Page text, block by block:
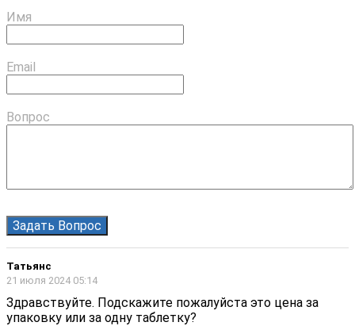
Имя
Email
Вопрос
Татьянс
21 июля 2024 05:14
Здравствуйте. Подскажите пожалуйста это цена за
упаковку или за одну таблетку?